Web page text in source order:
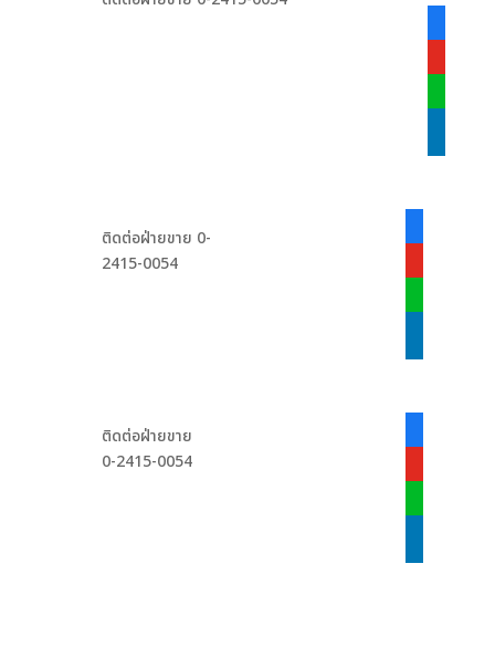
ติดต่อฝ่ายขาย 0-
2415-0054
ติดต่อฝ่ายขาย
0-2415-0054